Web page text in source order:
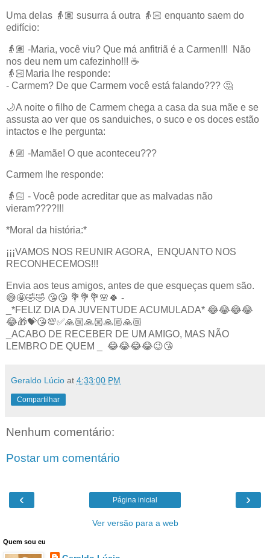
Uma delas 👵🏽 susurra á outra 👵🏻 enquanto saem do
edifício:
👵🏽 -Maria, você viu? Que má anfitriã é a Carmen!!! Não
nos deu nem um cafezinho!!! ☕
👵🏻Maria lhe responde:
- Carmem? De que Carmem você está falando??? 🤔
🌙A noite o filho de Carmem chega a casa da sua mãe e se
assusta ao ver que os sanduiches, o suco e os doces estão
intactos e lhe pergunta:
👴🏼 -Mamãe! O que aconteceu???
Carmem lhe responde:
👵🏻 - Você pode acreditar que as malvadas não
vieram????!!!
*Moral da história:*
¡¡¡VAMOS NOS REUNIR AGORA, ENQUANTO NOS
RECONHECEMOS!!!
Envia aos teus amigos, antes de que esqueças quem são.
😅🤩🤣🤣 😘😘 💐💐💐🌸🍀 -
_*FELIZ DIA DA JUVENTUDE ACUMULADA* 😂😂😂😂
😂🎁💝😘💯✅🙏🏼🙏🏼🙏🏼🙏🏼
_ACABO DE RECEBER DE UM AMIGO, MAS NÃO
LEMBRO DE QUEM _ 😂😂😂😂😉😘
Geraldo Lúcio at 4:33:00 PM
Compartilhar
Nenhum comentário:
Postar um comentário
‹ ›
Página inicial
Ver versão para a web
Quem sou eu